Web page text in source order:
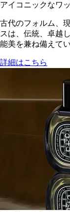
アイコニックなワ
古代のフォルム、
スは、伝統、卓越
能美を兼ね備えてい
詳細はこちら